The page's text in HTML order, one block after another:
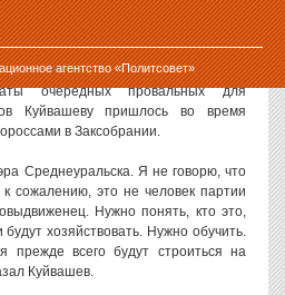
агентство «Политсовет»
проиграл самовыдвиженцу. По
в ближайшее время он постарается
мэром.
очередных провальных для
Куйвашеву пришлось во время
в Заксобрании.
Среднеуральска. Я не говорю, что
сожалению, это не человек партии
Нужно понять, кто это,
хозяйствовать. Нужно обучить.
прежде всего будут строиться на
Куйвашев.